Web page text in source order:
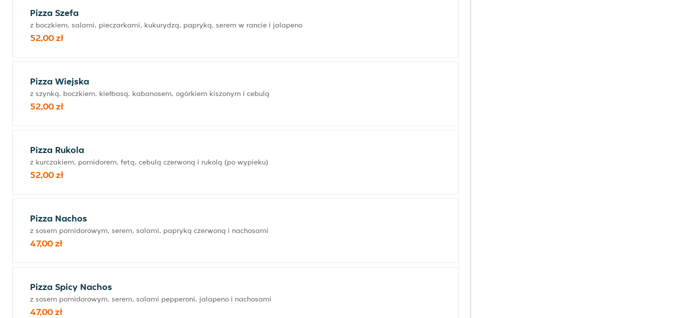
Pizza Szefa
z boczkiem, salami, pieczarkami, kukurydzą, papryką, serem w rancie i jalapeno
52,00 zł
Pizza Wiejska
z szynką, boczkiem, kiełbasą, kabanosem, ogórkiem kiszonym i cebulą
52,00 zł
Pizza Rukola
z kurczakiem, pomidorem, fetą, cebulą czerwoną i rukolą (po wypieku)
52,00 zł
Pizza Nachos
z sosem pomidorowym, serem, salami, papryką czerwoną i nachosami
47,00 zł
Pizza Spicy Nachos
z sosem pomidorowym, serem, salami pepperoni, jalapeno i nachosami
47,00 zł